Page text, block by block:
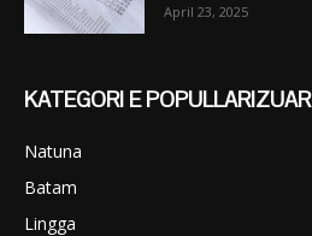
April 23, 2025
KATEGORI E POPULLARIZUAR
Natuna
Batam
Lingga